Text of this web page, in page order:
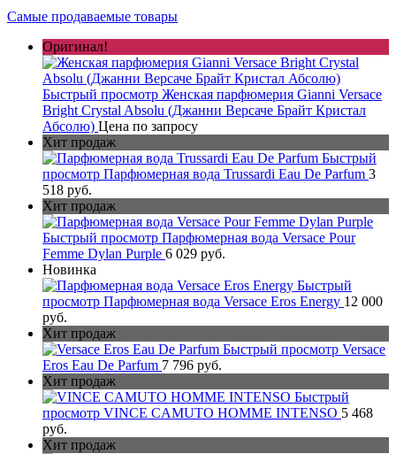
Самые продаваемые товары
Оригинал!
Быстрый просмотр Женская парфюмерия Gianni Versace
Bright Crystal Absolu (Джанни Версаче Брайт Кристал
Абсолю) Цена по запросу
Хит продаж
Быстрый
просмотр Парфюмерная вода Trussardi Eau De Parfum 3
518 руб.
Хит продаж
Быстрый просмотр Парфюмерная вода Versace Pour
Femme Dylan Purple 6 029 руб.
Новинка
Быстрый
просмотр Парфюмерная вода Versace Eros Energy 12 000
руб.
Хит продаж
Быстрый просмотр Versace
Eros Eau De Parfum 7 796 руб.
Хит продаж
Быстрый
просмотр VINCE CAMUTO HOMME INTENSO 5 468
руб.
Хит продаж